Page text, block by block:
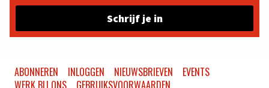
Schrijf je in
ABONNEREN INLOGGEN NIEUWSBRIEVEN
EVENTS